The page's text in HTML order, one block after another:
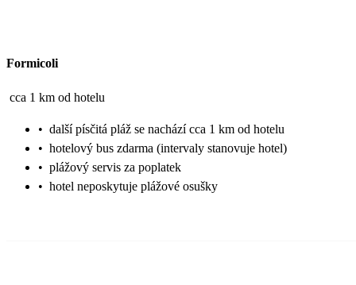
Formicoli
cca 1 km od hotelu
• další písčitá pláž se nachází cca 1 km od hotelu
• hotelový bus zdarma (intervaly stanovuje hotel)
• plážový servis za poplatek
• hotel neposkytuje plážové osušky